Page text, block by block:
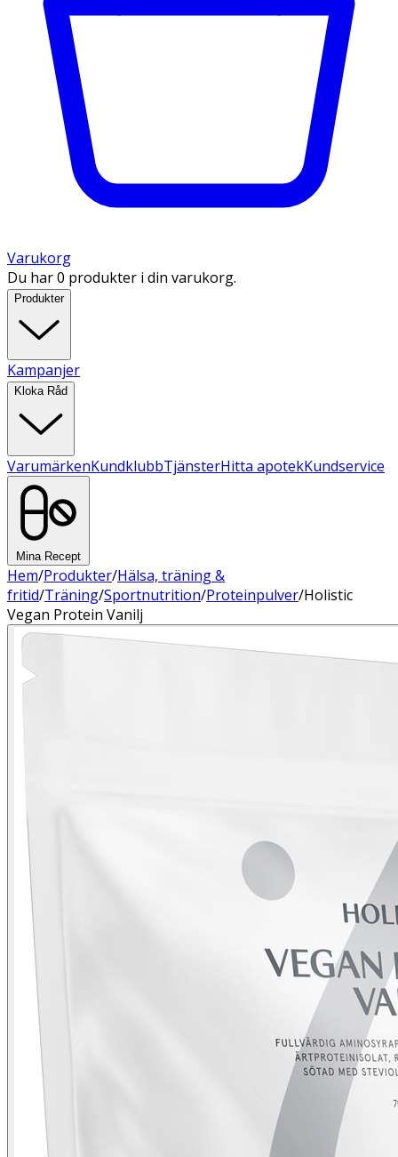
Varukorg
Du har 0 produkter i din varukorg.
Produkter
Kampanjer
Kloka Råd
VarumärkenKundklubbTjänsterHitta apotekKundservice
Mina Recept
Hem/Produkter/Hälsa, träning &
fritid/Träning/Sportnutrition/Proteinpulver/Holistic
Vegan Protein Vanilj